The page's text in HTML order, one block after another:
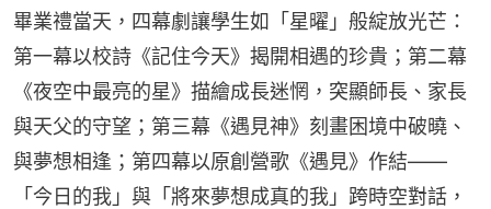
畢業禮當天，四幕劇讓學生如「星曜」般綻放光芒：
第一幕以校詩《記住今天》揭開相遇的珍貴；第二幕
《夜空中最亮的星》描繪成長迷惘，突顯師長、家長
與天父的守望；第三幕《遇見神》刻畫困境中破曉、
與夢想相逢；第四幕以原創營歌《遇見》作結——
「今日的我」與「將來夢想成真的我」跨時空對話，